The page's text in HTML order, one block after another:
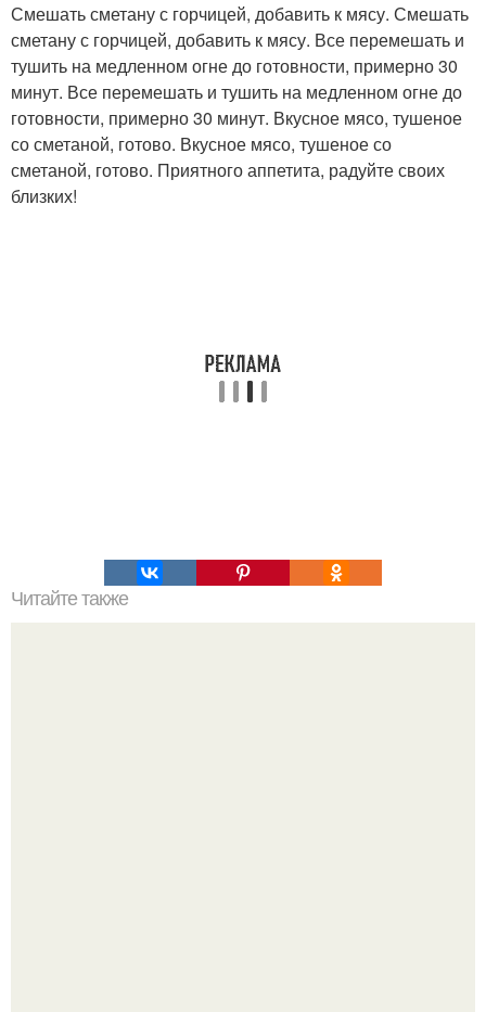
Смешать сметану с горчицей, добавить к мясу. Смешать
сметану с горчицей, добавить к мясу. Все перемешать и
тушить на медленном огне до готовности, примерно 30
минут. Все перемешать и тушить на медленном огне до
готовности, примерно 30 минут. Вкусное мясо, тушеное
со сметаной, готово. Вкусное мясо, тушеное со
сметаной, готово. Приятного аппетита, радуйте своих
близких!
Читайте также